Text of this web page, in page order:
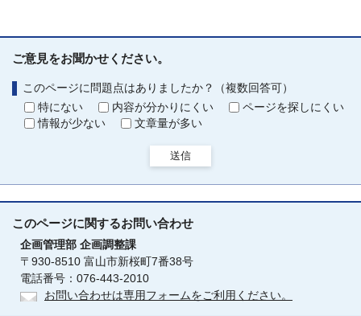
ご意見をお聞かせください。
このページに問題点はありましたか？（複数回答可）
特にない
内容が分かりにくい
ページを探しにくい
情報が少ない
文章量が多い
送信
このページに関するお問い合わせ
企画管理部 企画調整課
〒930-8510 富山市新桜町7番38号
電話番号：076-443-2010
お問い合わせは専用フォームをご利用ください。